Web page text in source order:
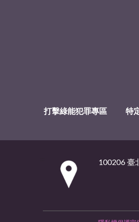
打擊綠能犯罪專區 特
100206 臺